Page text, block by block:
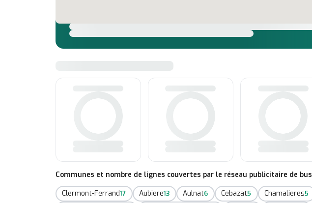
Communes et nombre de lignes couvertes par le réseau publicitaire de bus
Clermont-Ferrand17 Aubiere13 Aulnat6 Cebazat5 Chamalieres5